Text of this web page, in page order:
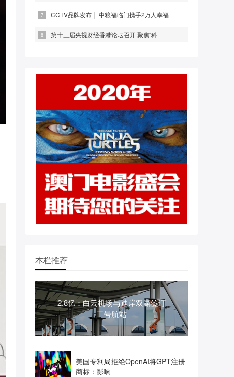
CCTV品牌发布 │ 中粮福临门携手2万人幸福
第十三届央视财经香港论坛召开 聚焦“科
本栏推荐
2.8亿：白云机场与迪岸双赢签订
二号航站
美国专利局拒绝OpenAI将GPT注册
商标：影响